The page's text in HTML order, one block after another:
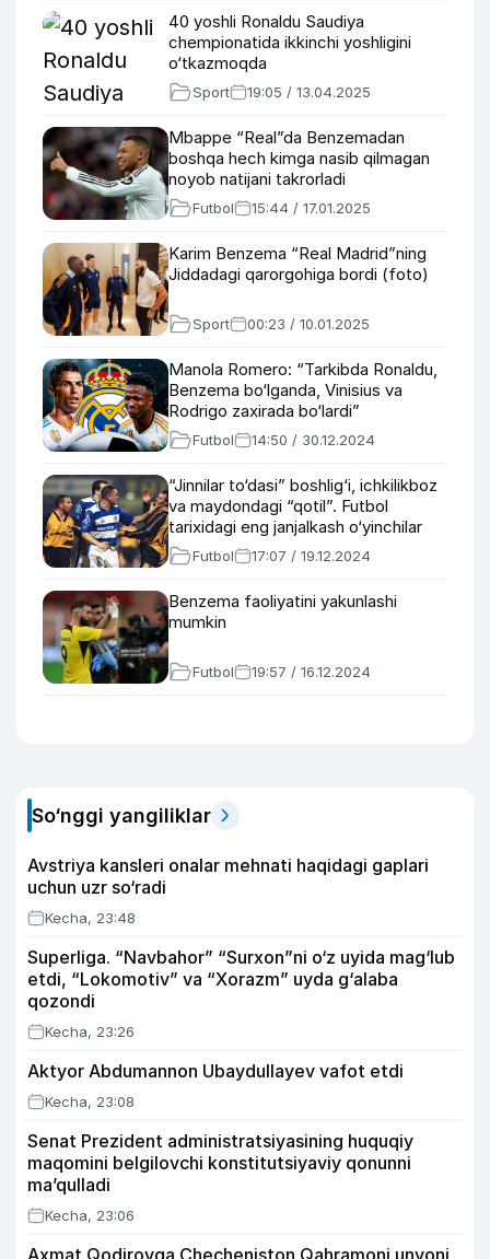
40 yoshli Ronaldu Saudiya
chempionatida ikkinchi yoshligini
o‘tkazmoqda
Sport 19:05 / 13.04.2025
Mbappe “Real”da Benzemadan
boshqa hech kimga nasib qilmagan
noyob natijani takrorladi
Futbol 15:44 / 17.01.2025
Karim Benzema “Real Madrid”ning
Jiddadagi qarorgohiga bordi (foto)
Sport 00:23 / 10.01.2025
Manola Romero: “Tarkibda Ronaldu,
Benzema bo‘lganda, Vinisius va
Rodrigo zaxirada bo‘lardi”
Futbol 14:50 / 30.12.2024
“Jinnilar to‘dasi” boshlig‘i, ichkilikboz
va maydondagi “qotil”. Futbol
tarixidagi eng janjalkash o‘yinchilar
Futbol 17:07 / 19.12.2024
Benzema faoliyatini yakunlashi
mumkin
Futbol 19:57 / 16.12.2024
So‘nggi yangiliklar
Avstriya kansleri onalar mehnati haqidagi gaplari
uchun uzr so‘radi
Kecha, 23:48
Superliga. “Navbahor” “Surxon”ni o‘z uyida mag‘lub
etdi, “Lokomotiv” va “Xorazm” uyda g‘alaba
qozondi
Kecha, 23:26
Aktyor Abdu­mannon Ubaydullayev vafot etdi
Kecha, 23:08
Senat Prezident administratsiyasining huquqiy
maqomini belgilovchi konstitutsiyaviy qonunni
ma’qulladi
Kecha, 23:06
Axmat Qodirovga Checheniston Qahramoni unvoni